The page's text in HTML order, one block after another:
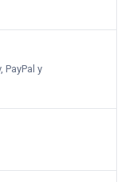
PayPal y